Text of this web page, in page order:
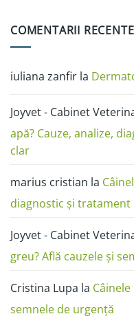
ciuperca
pisică
Râia
cum
o
alergie
sau
COMENTARII RECENTE
iuliana zanfir la
Joyvet - Cabinet
apă? Cauze, analize,
clar
marius cristian la
diagnostic și tratament
Joyvet - Cabinet
greu? Află cauzele și
Cristina Lupa la
semnele de urgență